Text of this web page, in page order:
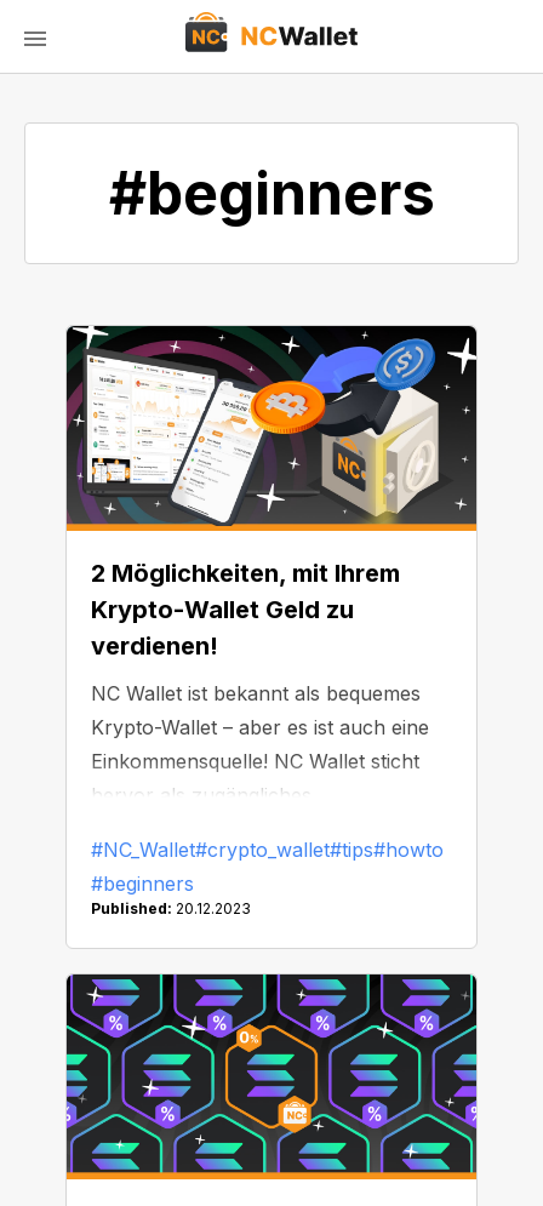
#beginners
2 Möglichkeiten, mit Ihrem
Krypto-Wallet Geld zu
verdienen!
NC Wallet ist bekannt als bequemes
Krypto-Wallet – aber es ist auch eine
Einkommensquelle! NC Wallet sticht
hervor als zugängliches
Einsteiger wie auch Experten eignet.
Schauen Sie sich einfach an, wie Sie
#NC_Wallet#crypto_wallet#tips#howto
#beginners
Published: 20.12.2023